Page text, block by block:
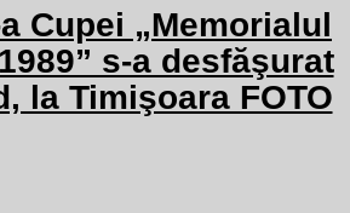
Cupei „Memorialul
s-a desfăşurat
la Timişoara FOTO